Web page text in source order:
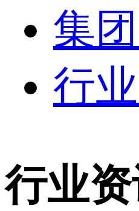
集
行
行业